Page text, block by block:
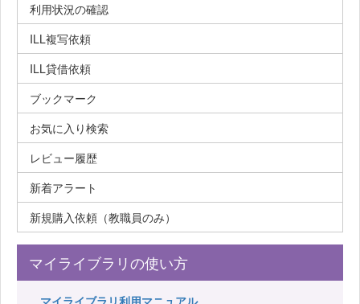
利用状況の確認
ILL複写依頼
ILL貸借依頼
ブックマーク
お気に入り検索
レビュー履歴
新着アラート
新規購入依頼（教職員のみ）
マイライブラリの使い方
マイライブラリ利用マニュアル